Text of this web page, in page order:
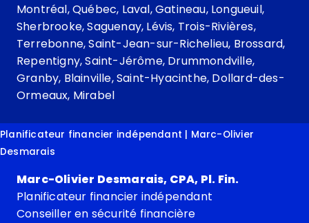
Montréal,Québec, Laval,Gatineau, Longueuil,
Sherbrooke,Saguenay, Lévis, Trois-Rivières,
Terrebonne,Saint-Jean-sur-Richelieu, Brossard,
Repentigny,Saint-Jérôme, Drummondville,
Granby, Blainville,Saint-Hyacinthe, Dollard-des-
Ormeaux, Mirabel
Planificateur financier indépendant | Marc-Olivier
Desmarais
Marc-Olivier Desmarais, CPA, Pl. Fin.
Planificateur financier indépendant
Conseiller en sécurité financière